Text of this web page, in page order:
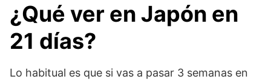
¿Qué ver en Japón en
21 días?
Lo habitual es que si vas a pasar 3 semanas en